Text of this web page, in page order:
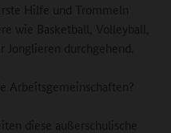
Hilfe und Trommeln
wie Basketball, Volleyball,
durchgehend.
Arbeitsgemeinschaften?
diese außerschulische